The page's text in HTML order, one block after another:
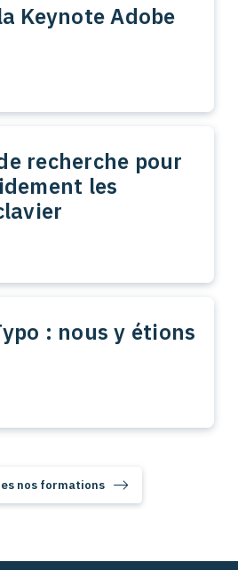
Keynote Adobe
recherche pour
les
: nous y étions
nos formations